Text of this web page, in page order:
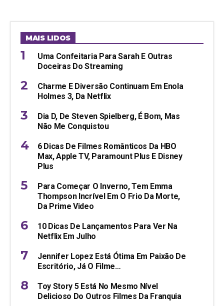
MAIS LIDOS
Uma Confeitaria Para Sarah E Outras
Doceiras Do Streaming
Charme E Diversão Continuam Em Enola
Holmes 3, Da Netflix
Dia D, De Steven Spielberg, É Bom, Mas
Não Me Conquistou
6 Dicas De Filmes Românticos Da HBO
Max, Apple TV, Paramount Plus E Disney
Plus
Para Começar O Inverno, Tem Emma
Thompson Incrível Em O Frio Da Morte,
Da Prime Video
10 Dicas De Lançamentos Para Ver Na
Netflix Em Julho
Jennifer Lopez Está Ótima Em Paixão De
Escritório, Já O Filme…
Toy Story 5 Está No Mesmo Nível
Delicioso Do Outros Filmes Da Franquia